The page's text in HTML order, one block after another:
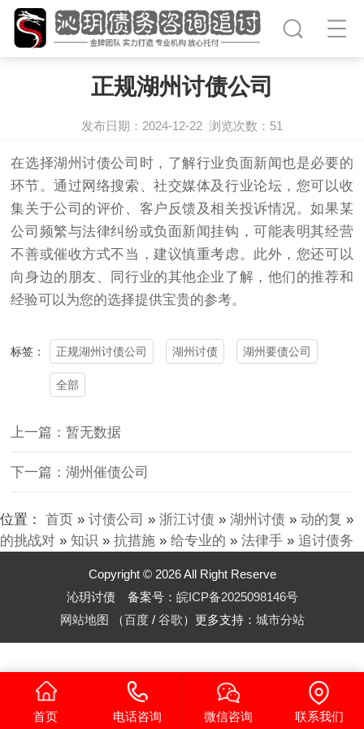
正规湖州讨债公司
发布日期：2024-12-22 浏览次数： 51
在选择湖州讨债公司 时，了解行业负面新闻也是必要的
环节。通过网络搜索、社交媒体及行业论坛，您可以收
集关于公司的评价、客户反馈及相关投诉情况。如果某
公司频繁与法律纠纷或负面新闻挂钩，可能表明其经营
不善或催收方式不当，建议慎重考虑。此外，您还可以
向身边的朋友、同行业的其他企业了解，他们的推荐和
经验可以为您的选择提供宝贵的参考。
标签： 正规湖州讨债公司 湖州讨债 湖州要债公司
全部
上一篇：暂无数据
下一篇：湖州催债公司
位置： 首页 » 讨债公司 » 浙江讨债 » 湖州讨债 » 动的复 »
的挑战对 » 知识 » 抗措施 » 给专业的 » 法律手 » 追讨债务
Copyright © 2026 All Right Reserve
沁玥讨债 备案号： 皖ICP备2025098146号
网站地图 （百度/ 谷歌）更多支持： 城市分站
首页 电话咨询 微信咨询 联系我们